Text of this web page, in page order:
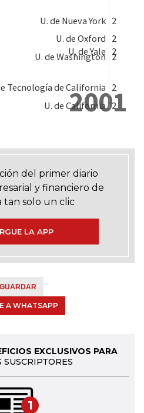
del primer diario
y financiero de
tan solo un clic
LA APP
GUARDAR
A WHATSAPP
EXCLUSIVOS PARA
SUSCRIPTORES
1